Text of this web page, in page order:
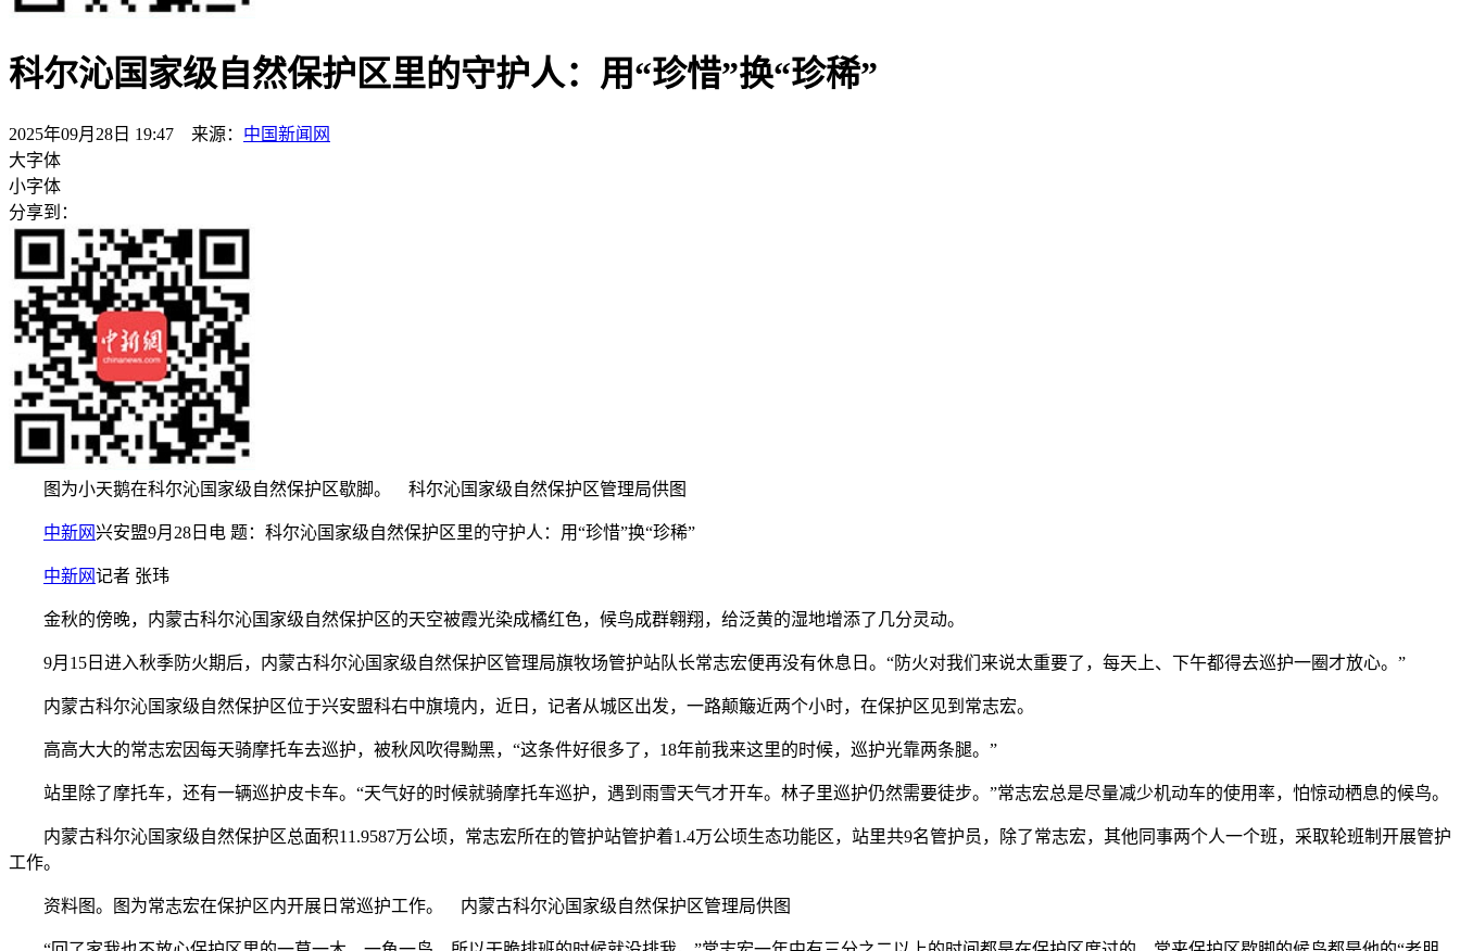
科尔沁国家级自然保护区里的守护人：用“珍惜”换“珍稀”
2025年09月28日 19:47 来源： 中国新闻网
大字体
小字体
分享到：
图为小天鹅在科尔沁国家级自然保护区歇脚。 科尔沁国家级自然保护区管理局供图
中新网兴安盟9月28日电 题：科尔沁国家级自然保护区里的守护人：用“珍惜”换“珍稀”
中新网记者 张玮
金秋的傍晚，内蒙古科尔沁国家级自然保护区的天空被霞光染成橘红色，候鸟成群翱翔，给泛黄的湿地增添了几分灵动。
9月15日进入秋季防火期后，内蒙古科尔沁国家级自然保护区管理局旗牧场管护站队长常志宏便再没有休息日。“防火对我们来说太重要了，每天上、下午都得去巡护一圈才放心。”
内蒙古科尔沁国家级自然保护区位于兴安盟科右中旗境内，近日，记者从城区出发，一路颠簸近两个小时，在保护区见到常志宏。
高高大大的常志宏因每天骑摩托车去巡护，被秋风吹得黝黑，“这条件好很多了，18年前我来这里的时候，巡护光靠两条腿。”
站里除了摩托车，还有一辆巡护皮卡车。“天气好的时候就骑摩托车巡护，遇到雨雪天气才开车。林子里巡护仍然需要徒步。”常志宏总是尽量减少机动车的使用率，怕惊动栖息的候鸟。
内蒙古科尔沁国家级自然保护区总面积11.9587万公顷，常志宏所在的管护站管护着1.4万公顷生态功能区，站里共9名管护员，除了常志宏，其他同事两个人一个班，采取轮班制开展管护
工作。
资料图。图为常志宏在保护区内开展日常巡护工作。 内蒙古科尔沁国家级自然保护区管理局供图